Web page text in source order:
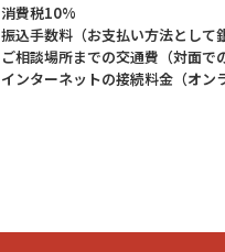
消費税10%
振込手数料（お支払い方法として
ご相談場所までの交通費（対面で
インターネットの接続料金（オン